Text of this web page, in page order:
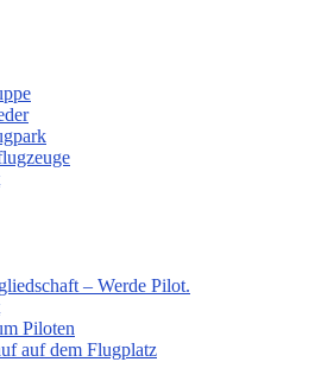
– Werde Pilot.
Piloten
auf dem Flugplatz